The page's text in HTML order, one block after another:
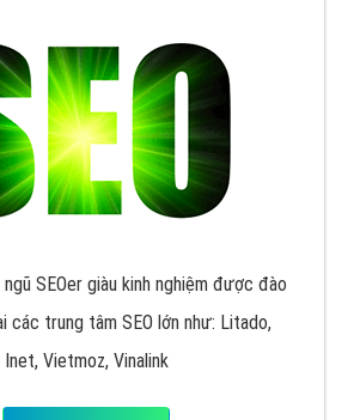
SEOer giàu kinh nghiệm được đào
các trung tâm SEO lớn như: Litado,
Inet, Vietmoz, Vinalink